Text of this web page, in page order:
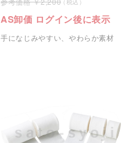
AS卸価 ログイン後に表示
手になじみやすい、やわらか素材